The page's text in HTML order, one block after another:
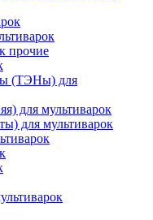
прочие
(ТЭНы) для
для мультиварок
для мультиварок